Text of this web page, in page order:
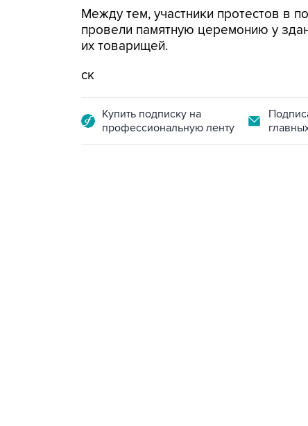
Между тем, участники протестов в
провели памятную церемонию у
их товарищей.
ск
Купить подписку на
профессиональную ленту